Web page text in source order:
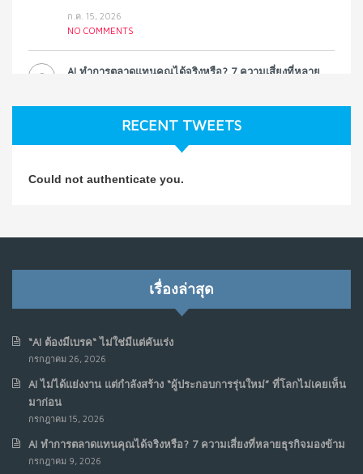
ก.ค. 15, 2026
NO COMMENTS
3
AI ทำการตลาดแทนคุณได้จริงหรือ? 7 ความเสี่ยงที่หลาย
NO COMMENTS
Koe ในแบบอาจารย์บอม
รัฐอาจเป็นจุดเริ่มต้นของ “ขบวนการประท้วงดิจิทัล” ครั้งใหม่
6
7
เมื่อรัฐบาลเริ่มคิดแบบแพลตฟอร์ม : AI กำลังเปลี่ยนรัฐ
ราชการไปตลอดกาล
RECENT TWEETS
Could not authenticate you.
เรื่องล่าสุด
“AI ต้องมีเบรค“ ไม่ใช่มีแต่คันเร่ง
กรกฎาคม 26, 2026
AI ไม่ได้แย่งงาน แต่กำลังสร้าง “ผู้ประกอบการรุ่นใหม่” ที่โลกไม่เคยเห็น
มาก่อน
กรกฎาคม 15, 2026
AI ทำการตลาดแทนคุณได้จริงหรือ? 7 ความเสี่ยงที่หลายธุรกิจมองข้าม
กรกฎาคม 9, 2026